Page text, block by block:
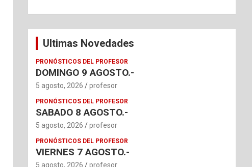
Ultimas Novedades
PRONÓSTICOS DEL PROFESOR
DOMINGO 9 AGOSTO.-
5 agosto, 2026 profesor
PRONÓSTICOS DEL PROFESOR
SABADO 8 AGOSTO.-
5 agosto, 2026 profesor
PRONÓSTICOS DEL PROFESOR
VIERNES 7 AGOSTO.-
5 agosto, 2026 profesor